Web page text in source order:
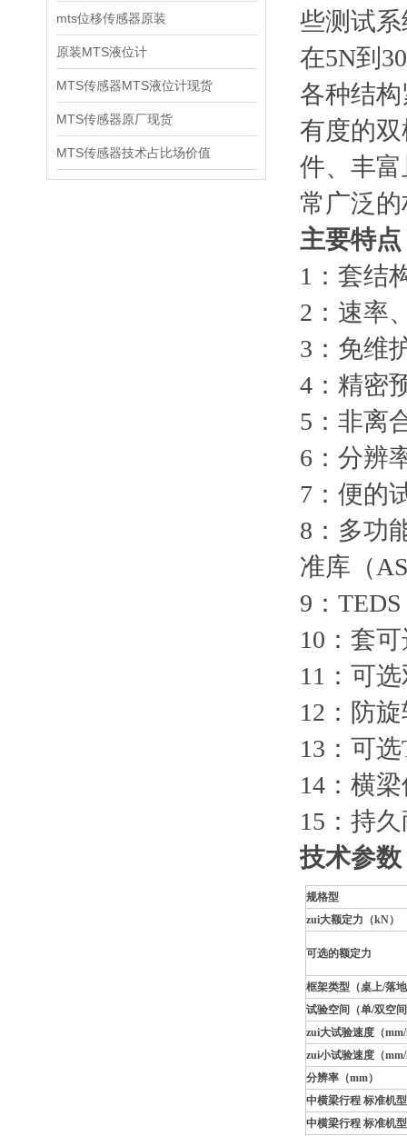
mts位移传感器原装
原装MTS液位计
MTS传感器MTS液位计现货
MTS传感器原厂现货
MTS传感器技术占比场价值
些测试
在5N到
各种结
有度的双
件、丰
常广泛
主要特点
1：套结
2：速率
3：免维
4：精密
5：非离
6：分辨
7：便的
8：多功
准库（
9：
10：套
11：可
12：防
13：可
14：横
15：持
技术参数
规格型
zui大额定力（kN）
可选的额定力
框架类型（桌上/落
试验空间（单/双空
zui大试验速度（
zui小试验速度（
分辨率（mm）
中横梁行程 标准机
中横梁行程 标准机